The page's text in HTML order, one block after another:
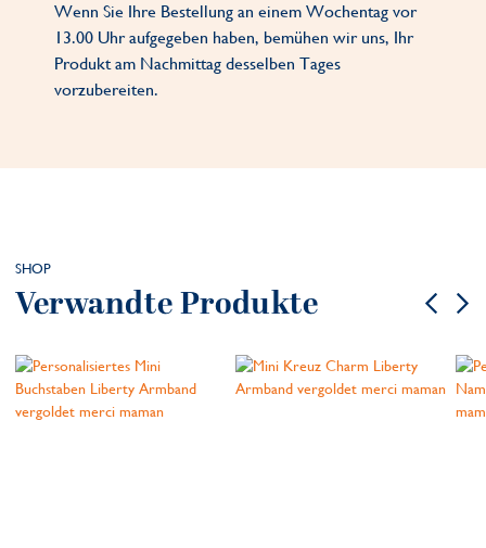
Wenn Sie Ihre Bestellung an einem Wochentag vor
13.00 Uhr aufgegeben haben, bemühen wir uns, Ihr
Produkt am Nachmittag desselben Tages
vorzubereiten.
SHOP
Verwandte Produkte